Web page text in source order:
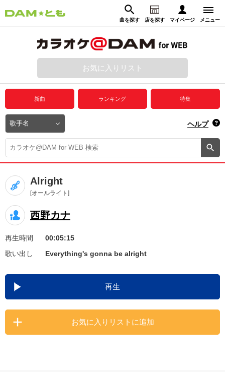
曲を探す 店を探す マイページ メニュー
動画からさがす 録音からさがす
ログイン
プレミアムサービス
DAM★とも動画
DAM★とも録音
カラオケ＠DAM
ユーザー検索
キャンペーン
お知らせ よくあるご質問
DAMの新曲・ランキングなど
カラオケ最新情報をチェック！
お気に入りリスト
新曲 ランキング 特集
ヘルプ
Alright
[オールライト]
西野カナ
再生時間
00:05:15
歌い出し
Everything's gonna be alright
再生
お気に入りリストに追加